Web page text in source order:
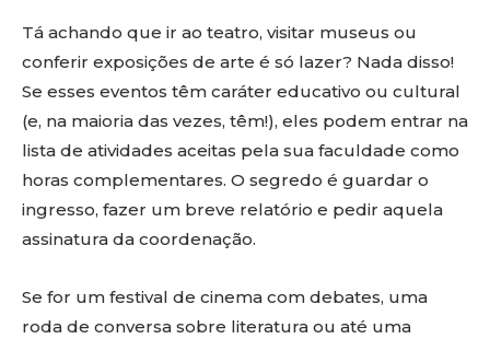
Tá achando que ir ao teatro, visitar museus ou
conferir exposições de arte é só lazer? Nada disso!
Se esses eventos têm caráter educativo ou cultural
(e, na maioria das vezes, têm!), eles podem entrar na
lista de atividades aceitas pela sua faculdade como
horas complementares. O segredo é guardar o
ingresso, fazer um breve relatório e pedir aquela
assinatura da coordenação.
Se for um festival de cinema com debates, uma
roda de conversa sobre literatura ou até uma